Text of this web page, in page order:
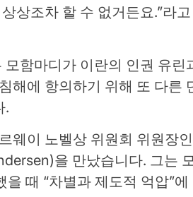
상조차 할 수 없거든요.”라
함마디가 이란의 인권 유린
해에 항의하기 위해 또 다른
.
웨이 노벨상 위원회 위원장
을 만났습니다. 그는
때 “차별과 제도적 억압”에